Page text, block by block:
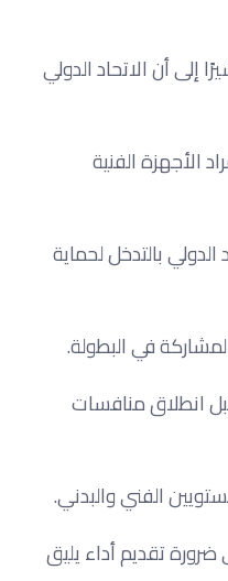
أن الاتحاد الدولي
الأجهزة الفنية
بالتدخل لحماية
في البطولة.
انطلاق منافسات
الفني والبدني.
تقديم أداء يليق